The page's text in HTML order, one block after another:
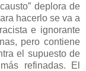
deplora de
hacerlo se va a
e ignorante
pero contiene
el supuesto de
refinadas. El